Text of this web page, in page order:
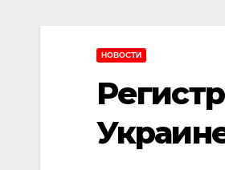
НОВОСТИ